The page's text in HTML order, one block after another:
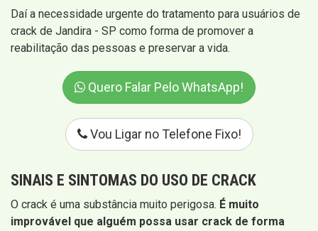
Daí a necessidade urgente do tratamento para usuários de
crack de Jandira - SP como forma de promover a
reabilitação das pessoas e preservar a vida.
Quero Falar Pelo WhatsApp!
Vou Ligar no Telefone Fixo!
SINAIS E SINTOMAS DO USO DE CRACK
O crack é uma substância muito perigosa. É muito
improvável que alguém possa usar crack de forma